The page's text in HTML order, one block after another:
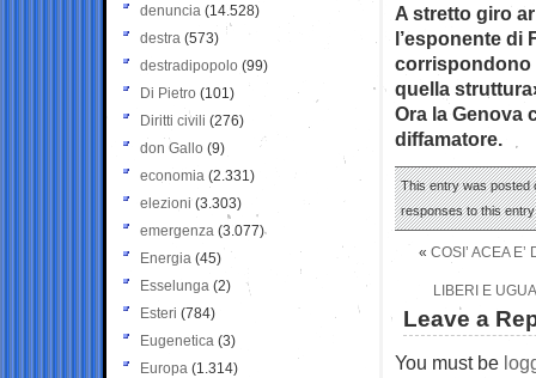
A stretto giro
l’esponente di
corrispondono
quella
Ora la Genova
diffamatore.
This entry was posted
responses to this
« COSI’ ACEA
LIBERI E
Leave a
You must be
denuncia (14.528)
destra (573)
destradipopolo (99)
Di Pietro (101)
Diritti civili (276)
don Gallo (9)
economia (2.331)
elezioni (3.303)
emergenza (3.077)
Energia (45)
Esselunga (2)
Esteri (784)
Eugenetica (3)
Europa (1.314)